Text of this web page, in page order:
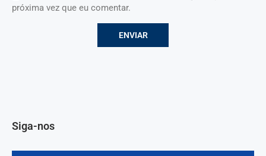
próxima vez que eu comentar.
Siga-nos